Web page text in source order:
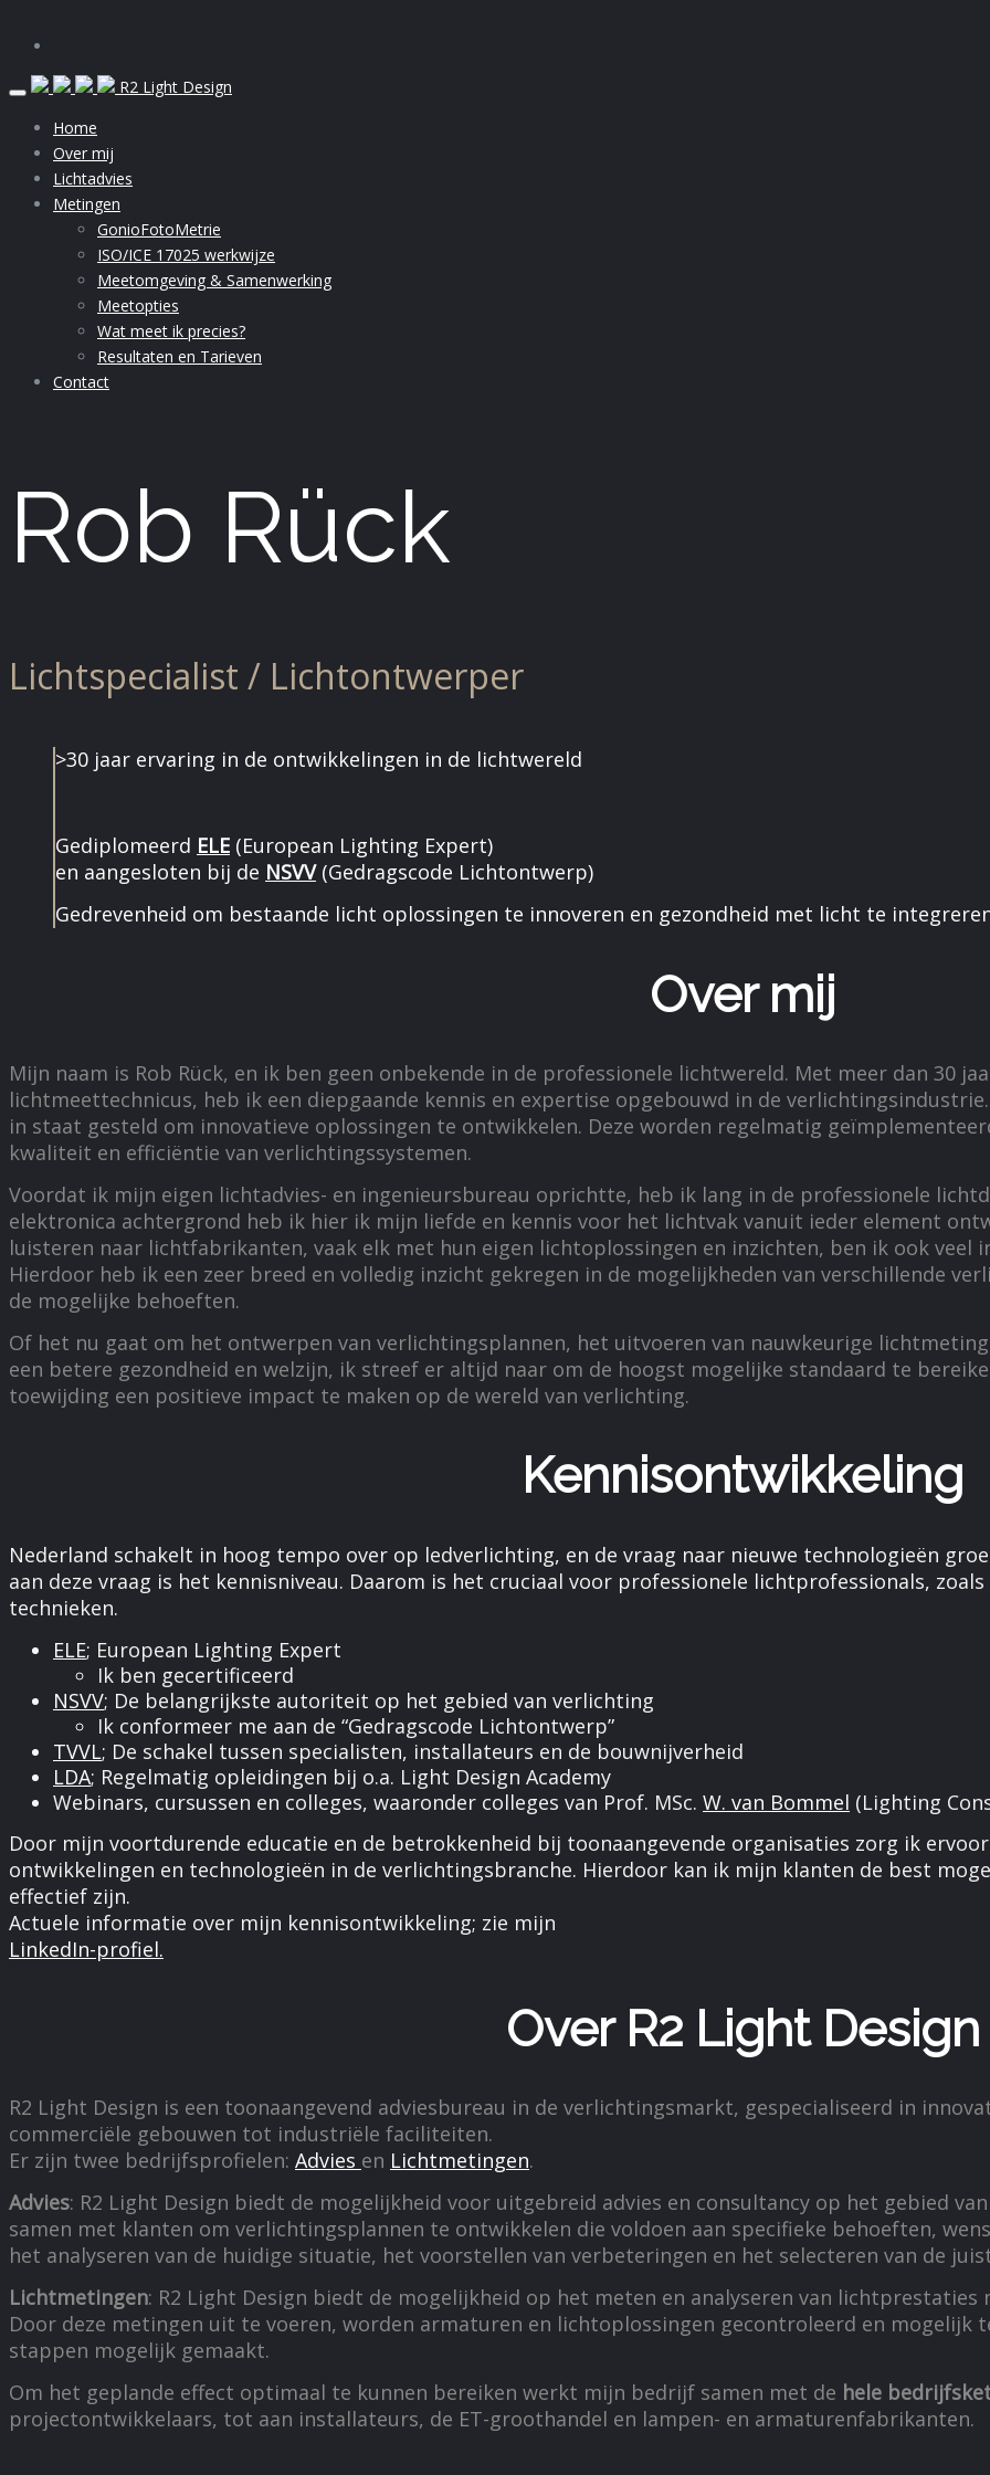
Skip
content
R2 Light Design
Home
Over mij
Lichtadvies
Metingen
GonioFotoMetrie
ISO/ICE 17025 werkwijze
Meetomgeving & Samenwerking
Meetopties
Wat meet ik precies?
Resultaten en Tarieven
Contact
Rob Rück
Lichtspecialist / Lichtontwerper
>30 jaar ervaring in de ontwikkelingen in de lichtwereld
Gediplomeerd ELE (European Lighting Expert)
en aangesloten bij de NSVV(Gedragscode Lichtontwerp)
Gedrevenheid om bestaande licht oplossingen te innoveren en gezondheid met licht te
Over mij
Mijn naam is Rob Rück, en ik ben geen onbekende in de professionele lichtwereld. Met meer dan 30
lichtmeettechnicus, heb ik een diepgaande kennis en expertise opgebouwd in de
in staat gesteld om innovatieve oplossingen te ontwikkelen. Deze worden regelmatig
kwaliteit en efficiëntie van verlichtingssystemen.
Voordat ik mijn eigen lichtadvies- en ingenieursbureau oprichtte, heb ik lang in de professionele
elektronica achtergrond heb ik hier ik mijn liefde en kennis voor het lichtvak vanuit ieder element
luisteren naar lichtfabrikanten, vaak elk met hun eigen lichtoplossingen en inzichten, ben ik ook veel
Hierdoor heb ik een zeer breed en volledig inzicht gekregen in de mogelijkheden van verschillende
de mogelijke behoeften.
Of het nu gaat om het ontwerpen van verlichtingsplannen, het uitvoeren van nauwkeurige
een betere gezondheid en welzijn, ik streef er altijd naar om de hoogst mogelijke standaard te
toewijding een positieve impact te maken op de wereld van verlichting.
Kennisontwikkeling
Nederland schakelt in hoog tempo over op ledverlichting, en de vraag naar nieuwe technologieën
aan deze vraag is het kennisniveau. Daarom is het cruciaal voor professionele lichtprofessionals,
technieken.
ELE; European Lighting Expert
Ik ben gecertificeerd
NSVV; De belangrijkste autoriteit op het gebied van verlichting
Ik conformeer me aan de “Gedragscode Lichtontwerp”
TVVL; De schakel tussen specialisten, installateurs en de bouwnijverheid
LDA; Regelmatig opleidingen bij o.a. Light Design Academy
Webinars, cursussen en colleges, waaronder colleges van Prof. MSc. W. van Bommel (Lighting
Door mijn voortdurende educatie en de betrokkenheid bij toonaangevende organisaties zorg ik
ontwikkelingen en technologieën in de verlichtingsbranche. Hierdoor kan ik mijn klanten de best
effectief zijn.
Actuele informatie over mijn kennisontwikkeling; zie mijn
LinkedIn-profiel.
Over R2 Light Design
R2 Light Design is een toonaangevend adviesbureau in de verlichtingsmarkt, gespecialiseerd in
commerciële gebouwen tot industriële faciliteiten.
Er zijn twee bedrijfsprofielen: Advies en Lichtmetingen.
Advies: R2 Light Design biedt de mogelijkheid voor uitgebreid advies en consultancy op het gebied
samen met klanten om verlichtingsplannen te ontwikkelen die voldoen aan specifieke behoeften,
het analyseren van de huidige situatie, het voorstellen van verbeteringen en het selecteren van de
Lichtmetingen: R2 Light Design biedt de mogelijkheid op het meten en analyseren van
Door deze metingen uit te voeren, worden armaturen en lichtoplossingen gecontroleerd en
stappen mogelijk gemaakt.
Om het geplande effect optimaal te kunnen bereiken werkt mijn bedrijf samen met de hele
projectontwikkelaars, tot aan installateurs, de ET-groothandel en lampen- en armaturenfabrikanten.